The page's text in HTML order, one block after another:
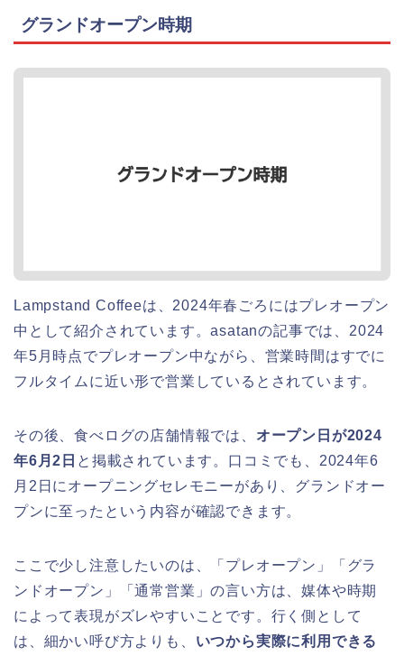
グランドオープン時期
Lampstand Coffeeは、2024年春ごろにはプレオープン
中として紹介されています。asatanの記事では、2024
年5月時点でプレオープン中ながら、営業時間はすでに
フルタイムに近い形で営業しているとされています。
その後、食べログの店舗情報では、 オープン日が2024
年6月2日 と掲載されています。口コミでも、2024年6
月2日にオープニングセレモニーがあり、グランドオー
プンに至ったという内容が確認できます。
ここで少し注意したいのは、「プレオープン」「グラ
ンドオープン」「通常営業」の言い方は、媒体や時期
によって表現がズレやすいことです。行く側として
は、細かい呼び方よりも、 いつから実際に利用できる